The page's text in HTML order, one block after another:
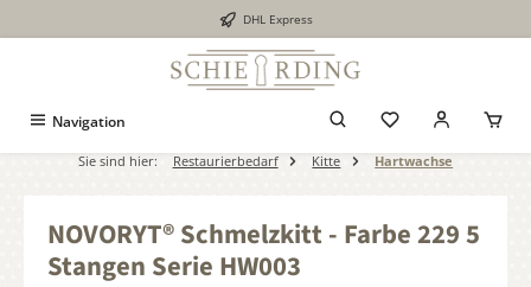
DHL Express
Navigation
Sie sind hier: Restaurierbedarf Kitte Hartwachse
NOVORYT® Schmelzkitt - Farbe 229 5
Stangen Serie HW003